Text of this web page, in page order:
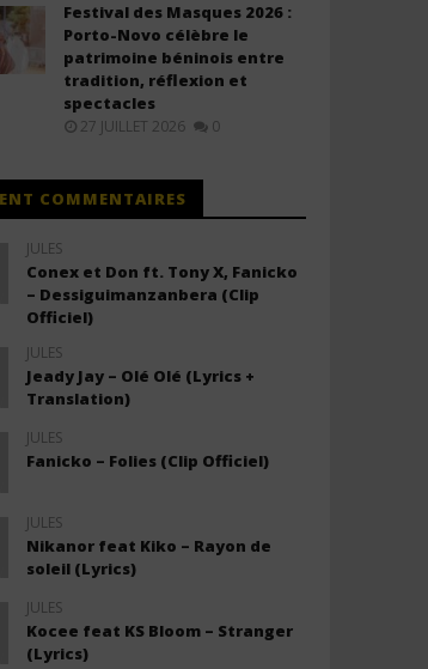
Festival des Masques 2026 :
Porto-Novo célèbre le
patrimoine béninois entre
tradition, réflexion et
spectacles
27 JUILLET 2026 0
COMMENTAIRES
JULES
Conex et Don ft. Tony X, Fanicko
– Dessiguimanzanbera (Clip
Officiel)
JULES
Jeady Jay – Olé Olé (Lyrics +
Translation)
JULES
Fanicko – Folies (Clip Officiel)
JULES
Nikanor feat Kiko – Rayon de
soleil (Lyrics)
JULES
Kocee feat KS Bloom – Stranger
(Lyrics)